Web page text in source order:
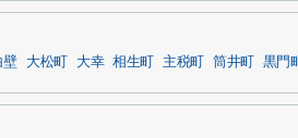
壁 大松町 大幸 相生町 主税町 筒井町 黒門町